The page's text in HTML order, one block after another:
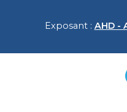
Exposant : AHD -